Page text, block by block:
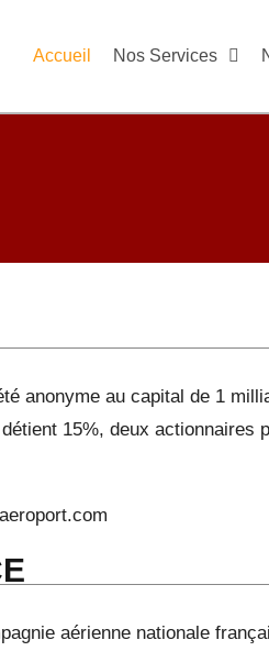
Accueil Nos Services
anonyme au capital de 1
15%, deux actionnaires
aérienne nationale